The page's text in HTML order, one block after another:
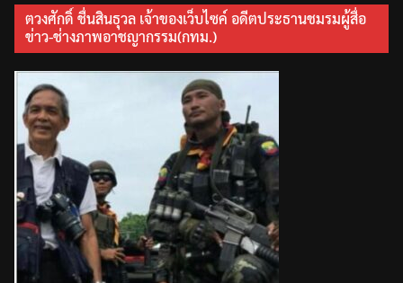
ตวงศักดิ์ ชื่นสินธุวล เจ้าของเว็บไซค์ อดีตประธานชมรมผู้สื่อ
ข่าว-ช่างภาพอาชญากรรม(กทม.)